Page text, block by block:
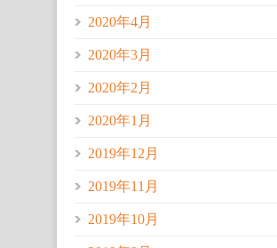
2020年4月
2020年3月
2020年2月
2020年1月
2019年12月
2019年11月
2019年10月